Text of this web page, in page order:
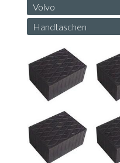
Volvo
Handtaschen